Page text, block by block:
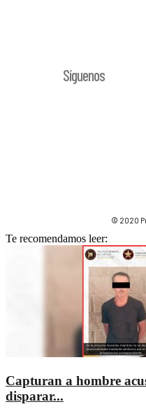
Síguenos
© 2020
Te recomendamos leer:
Capturan a hombre
disparar...